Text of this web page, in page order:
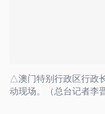
△澳门特别行政区行政
动现场。（总台记者李